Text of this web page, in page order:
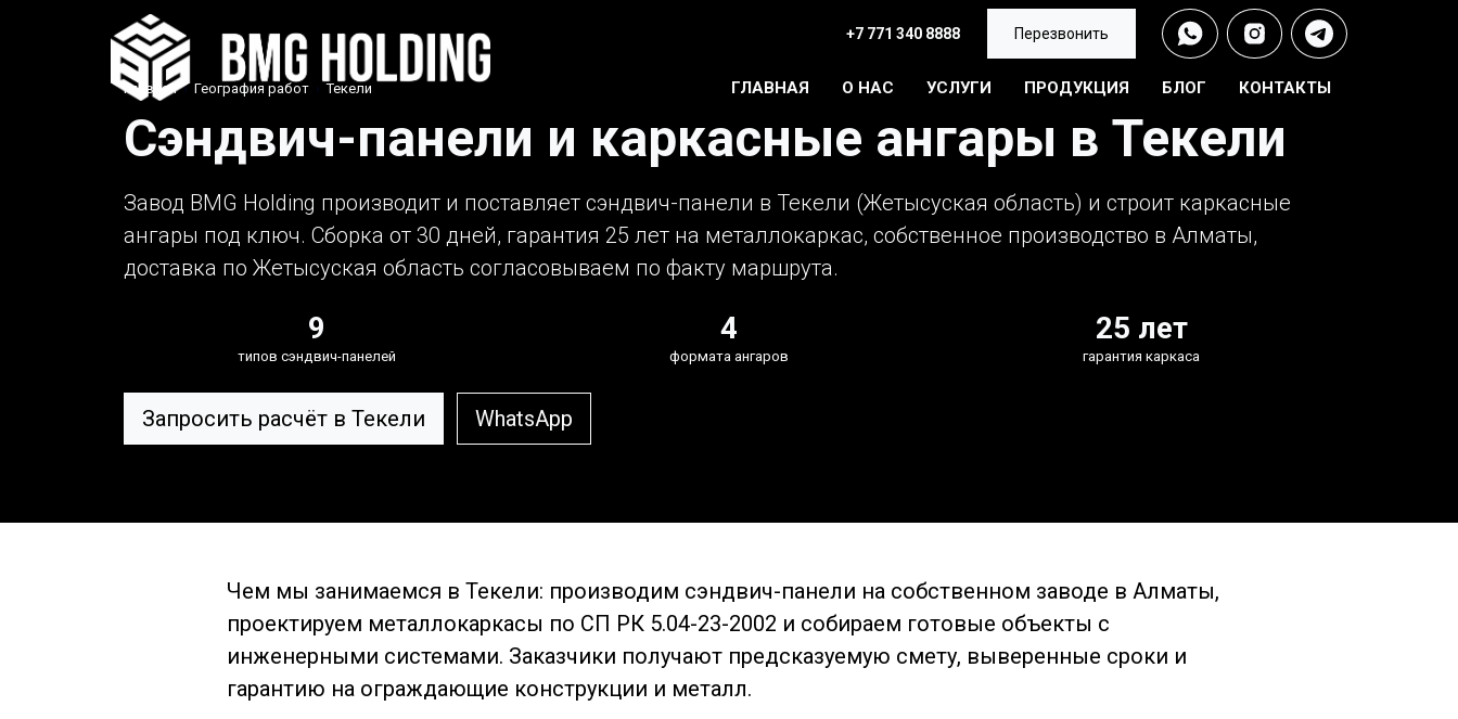
+7 771 340 8888 Перезвонить
ГЛАВНАЯ О НАС УСЛУГИ ПРОДУКЦИЯ БЛОГ КОНТАКТЫ
Главная › География работ › Текели
Сэндвич-панели и каркасные ангары в Текели
Завод BMG Holding производит и поставляет сэндвич-панели в Текели (Жетысуская область) и строит каркасные
ангары под ключ. Сборка от 30 дней, гарантия 25 лет на металлокаркас, собственное производство в Алматы,
доставка по Жетысуская область согласовываем по факту маршрута.
9
типов сэндвич-панелей
4
формата ангаров
25 лет
гарантия каркаса
Запросить расчёт в Текели WhatsApp
Чем мы занимаемся в Текели: производим сэндвич-панели на собственном заводе в Алматы,
проектируем металлокаркасы по СП РК 5.04-23-2002 и собираем готовые объекты с
инженерными системами. Заказчики получают предсказуемую смету, выверенные сроки и
гарантию на ограждающие конструкции и металл.